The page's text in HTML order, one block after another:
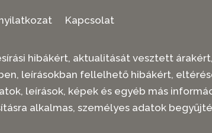
Kapcsolat
hibákért, aktualitását vesztett
leírásokban fellelhető hibákért,
leírások, képek és egyéb más
alkalmas, személyes adatok